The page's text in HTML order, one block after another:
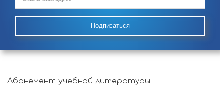
Подписаться
Абонемент учебной литературы